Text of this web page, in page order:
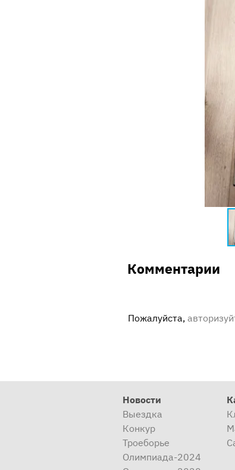
Комментарии
Пожалуйста,
Новости
Выездка
Конкур
Троеборье
Олимпиада-2024